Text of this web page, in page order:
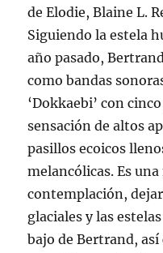
de Elodie, Blaine L.
Siguiendo la estela
año pasado,
como bandas
‘Dokkaebi’ con
sensación de altos
pasillos ecoicos
melancólicas. Es
contemplación,
glaciales y las
bajo de Bertrand,